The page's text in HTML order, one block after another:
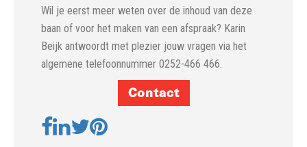
Wil je eerst meer weten over de inhoud van deze
baan of voor het maken van een afspraak? Karin
Beijk antwoordt met plezier jouw vragen via het
algemene telefoonnummer 0252-466 466.
Contact